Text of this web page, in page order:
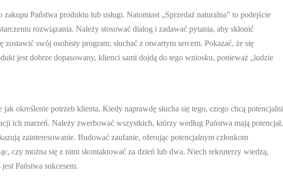
Państwa produktu lub usługi. Natomiast „Sprzedaż naturalna” to podejście
rozwiązania. Należy stosować dialog i zadawać pytania, aby skłonić
swój osobisty program; słuchać z otwartym sercem. Pokazać, że się
jest dobrze dopasowany, klienci sami dojdą do tego wniosku, ponieważ „ludzie
określenie potrzeb klienta. Kiedy naprawdę słucha się tego, czego chcą potencjalni
ich marzeń. Należy zwerbować wszystkich, którzy według Państwa mają potencjał,
zainteresowanie. Budować zaufanie, oferując potencjalnym członkom
czy można się z nimi skontaktować za dzień lub dwa. Niech rekruterzy wiedzą,
Państwa sukcesem.